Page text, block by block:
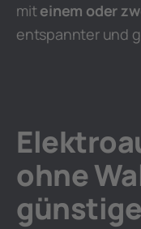
miteinem oder
entspannter und
ohne